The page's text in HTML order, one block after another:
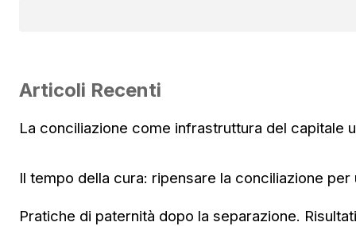
Articoli Recenti
La conciliazione come infrastruttura del capitale
Il tempo della cura: ripensare la conciliazione per
Pratiche di paternità dopo la separazione.